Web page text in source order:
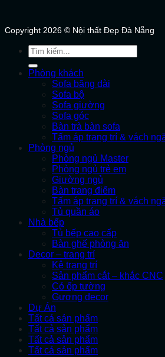
Copyright 2026 © Nội thất Đẹp Đà Nẵng
Tìm
kiếm:
Phòng khách
Sofa băng dài
Sofa bộ
Sofa giường
Sofa góc
Bàn trà bàn sofa
Tấm áp trang trí & vách
Phòng ngủ
Phòng ngủ Master
Phòng ngủ trẻ em
Giường ngủ
Bàn trang điểm
Tấm áp trang trí & vách
Tủ quần áo
Nhà bếp
Tủ bếp cao cấp
Bàn ghế phòng ăn
Decor – trang trí
Kệ trang trí
Sản phẩm cắt – khắc CNC
Cỏ ốp tường
Gương decor
Dự Án
Tất cả sản phẩm
Tất cả sản phẩm
Tất cả sản phẩm
Tất cả sản phẩm